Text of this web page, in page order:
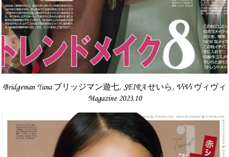
Bridgeman Yuna ブリッジマン遊七, SEIRA せいら, ViVi ヴィヴィ
Magazine 2023.10